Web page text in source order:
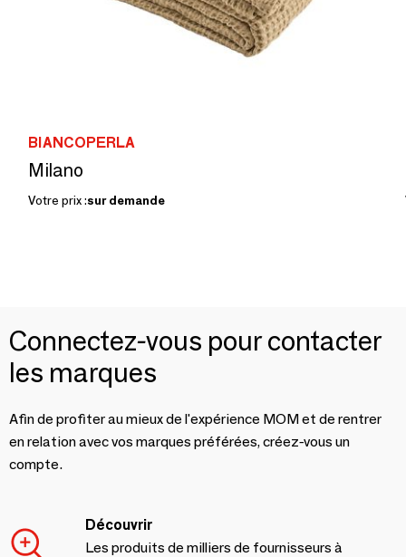
BIANCOPERLA
Milano
Votre prix :sur demande
Connectez-vous pour contacter
les marques
Afin de profiter au mieux de l'expérience MOM et de rentrer
en relation avec vos marques préférées, créez-vous un
compte.
Découvrir
Les produits de milliers de fournisseurs à